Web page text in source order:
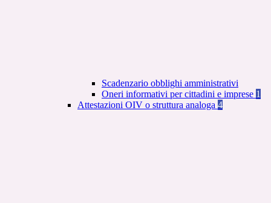
Scadenzario obblighi amministrativi
Oneri informativi per cittadini e imprese 1
Attestazioni OIV o struttura analoga 4